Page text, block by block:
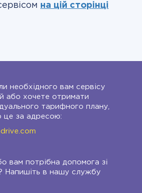
на цій сторінці
необхідного вам сервісу
або хочете отримати
тарифного плану,
це за адресою:
вам потрібна допомога зі
Напишіть в нашу службу